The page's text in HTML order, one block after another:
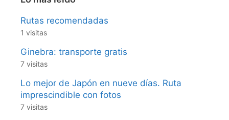
Rutas recomendadas
1 visitas
Ginebra: transporte gratis
7 visitas
Lo mejor de Japón en nueve días. Ruta
imprescindible con fotos
7 visitas